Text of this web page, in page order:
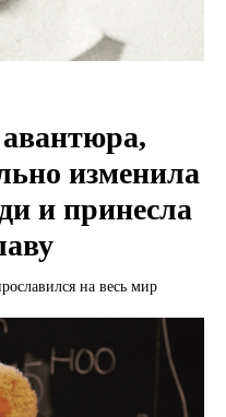
изменила
и принесла
на весь мир